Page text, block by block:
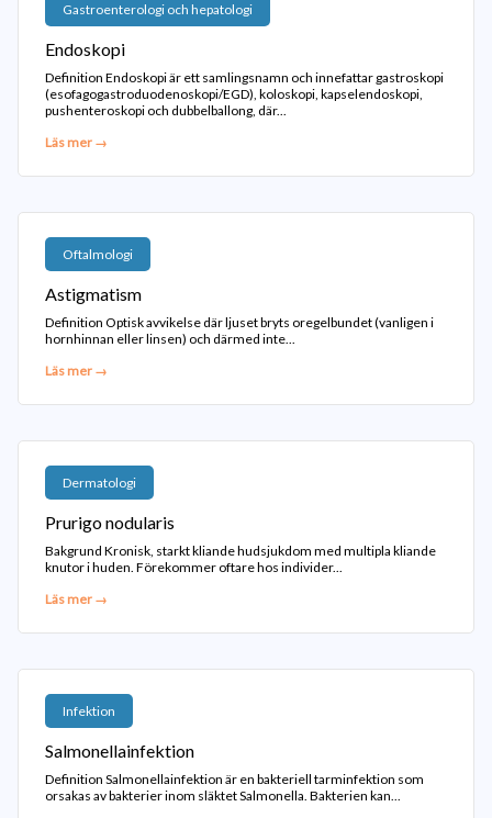
Gastroenterologi och hepatologi
Endoskopi
Definition Endoskopi är ett samlingsnamn och innefattar gastroskopi
(esofagogastroduodenoskopi/EGD), koloskopi, kapselendoskopi,
pushenteroskopi och dubbelballong, där...
Läs mer →
Oftalmologi
Astigmatism
Definition Optisk avvikelse där ljuset bryts oregelbundet (vanligen i
hornhinnan eller linsen) och därmed inte...
Läs mer →
Dermatologi
Prurigo nodularis
Bakgrund Kronisk, starkt kliande hudsjukdom med multipla kliande
knutor i huden. Förekommer oftare hos individer...
Läs mer →
Infektion
Salmonellainfektion
Definition Salmonellainfektion är en bakteriell tarminfektion som
orsakas av bakterier inom släktet Salmonella. Bakterien kan...